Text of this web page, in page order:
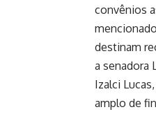
convênios
destinam
a senadora
Izalci
amplo de